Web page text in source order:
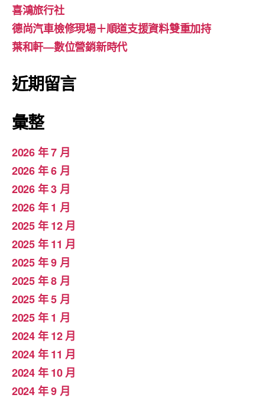
喜鴻旅行社
德尚汽車檢修現場＋順道支援資料雙重加持
葉和軒—數位營銷新時代
近期留言
彙整
2026 年 7 月
2026 年 6 月
2026 年 3 月
2026 年 1 月
2025 年 12 月
2025 年 11 月
2025 年 9 月
2025 年 8 月
2025 年 5 月
2025 年 1 月
2024 年 12 月
2024 年 11 月
2024 年 10 月
2024 年 9 月